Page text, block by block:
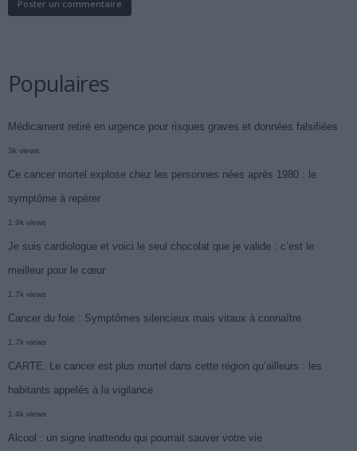
Populaires
Médicament retiré en urgence pour risques graves et données falsifiées
3k views
Ce cancer mortel explose chez les personnes nées après 1980 : le
symptôme à repérer
1.9k views
Je suis cardiologue et voici le seul chocolat que je valide : c’est le
meilleur pour le cœur
1.7k views
Cancer du foie : Symptômes silencieux mais vitaux à connaître
1.7k views
CARTE. Le cancer est plus mortel dans cette région qu’ailleurs : les
habitants appelés à la vigilance
1.4k views
Alcool : un signe inattendu qui pourrait sauver votre vie